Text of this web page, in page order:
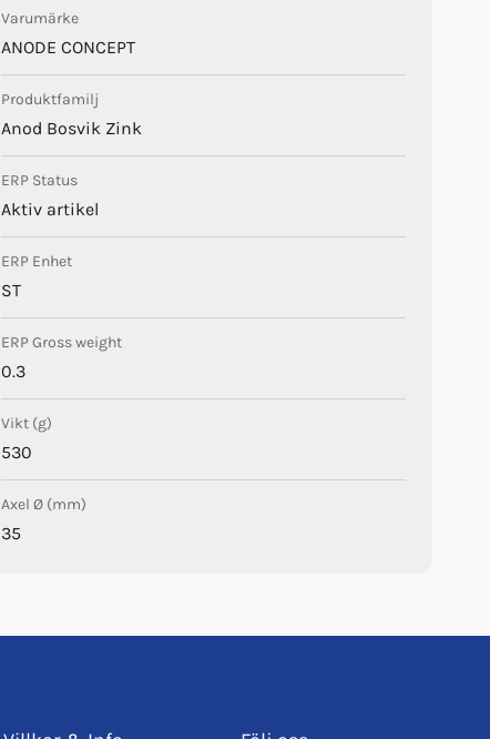
Varumärke
ANODE CONCEPT
Produktfamilj
Anod Bosvik Zink
ERP Status
Aktiv artikel
ERP Enhet
ST
ERP Gross weight
0.3
Vikt (g)
530
Axel Ø (mm)
35